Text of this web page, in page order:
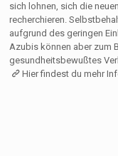
sich lohnen, sich die
recherchieren.
aufgrund des geringen
Azubis können aber zum
gesundheitsbewußtes
Hier findest du mehr